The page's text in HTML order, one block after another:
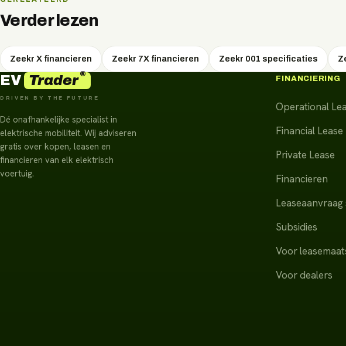
Verder lezen
Zeekr X financieren Zeekr 7X financieren Zeekr 001 specificaties
EV Trader®
DRIVEN BY THE FUTURE
Dé onafhankelijke specialist in
elektrische mobiliteit. Wij adviseren
gratis over kopen, leasen en
financieren van elk elektrisch
voertuig.
FINANCIERING
Operational
Financial Lease
Private Lease
Financieren
Subsidies
Voor
Voor dealers